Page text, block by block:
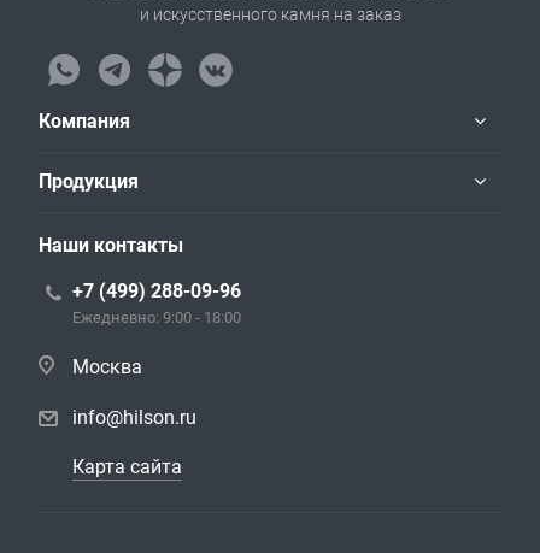
и искусственного камня на заказ
Компания
Продукция
Наши контакты
+7 (499) 288-09-96
Ежедневно: 9:00 - 18:00
Москва
info@hilson.ru
Карта сайта